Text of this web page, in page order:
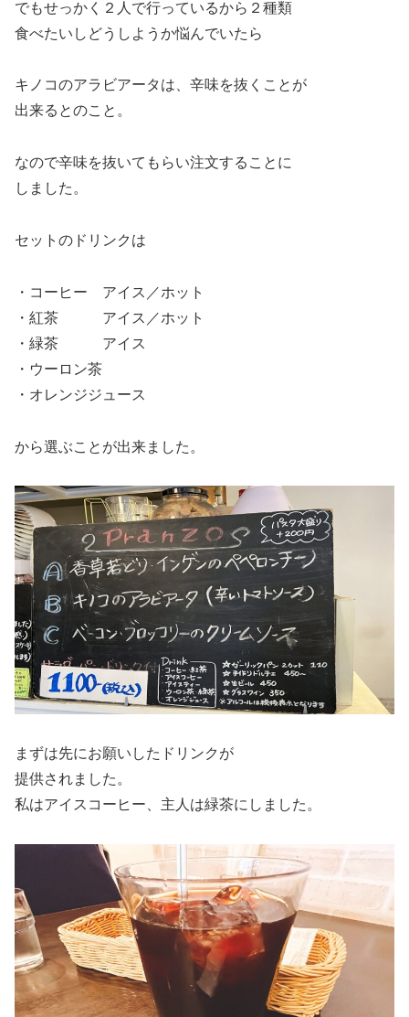
でもせっかく２人で行っているから２種類
食べたいしどうしようか悩んでいたら
キノコのアラビアータは、辛味を抜くことが
出来るとのこと。
なので辛味を抜いてもらい注文することに
しました。
セットのドリンクは
・コーヒー アイス／ホット
・紅茶 アイス／ホット
・緑茶 アイス
・ウーロン茶
・オレンジジュース
から選ぶことが出来ました。
まずは先にお願いしたドリンクが
提供されました。
私はアイスコーヒー、主人は緑茶にしました。